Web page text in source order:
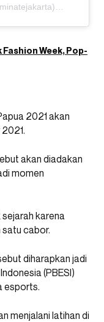
Fashion Week, Pop-
2021 akan
akan diadakan
momen
karena
cabor.
diharapkan jadi
(PBESI)
esports.
menjalani latihan di